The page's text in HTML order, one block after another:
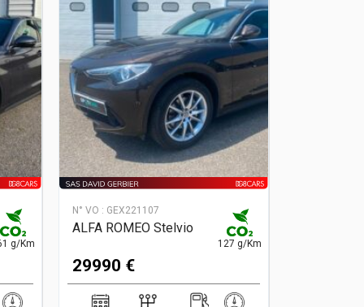
g/Km
N° VO : GEX221107
ALFA ROMEO Stelvio
127 g/Km
29990 €